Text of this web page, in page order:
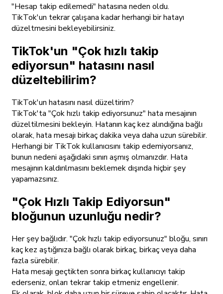
"Hesap takip edilemedi" hatasına neden oldu.
TikTok'un tekrar çalışana kadar herhangi bir hatayı
düzeltmesini bekleyebilirsiniz.
TikTok'un "Çok hızlı takip
ediyorsun" hatasını nasıl
düzeltebilirim?
TikTok'un hatasını nasıl düzeltirim?
TikTok'ta "Çok hızlı takip ediyorsunuz" hata mesajının
düzeltilmesini bekleyin. Hatanın kaç kez alındığına bağlı
olarak, hata mesajı birkaç dakika veya daha uzun sürebilir.
Herhangi bir TikTok kullanıcısını takip edemiyorsanız,
bunun nedeni aşağıdaki sınırı aşmış olmanızdır. Hata
mesajının kaldırılmasını beklemek dışında hiçbir şey
yapamazsınız.
"Çok Hızlı Takip Ediyorsun"
bloğunun uzunluğu nedir?
Her şey bağlıdır. "Çok hızlı takip ediyorsunuz" bloğu, sınırı
kaç kez aştığınıza bağlı olarak birkaç, birkaç veya daha
fazla sürebilir.
Hata mesajı geçtikten sonra birkaç kullanıcıyı takip
ederseniz, onları tekrar takip etmeniz engellenir.